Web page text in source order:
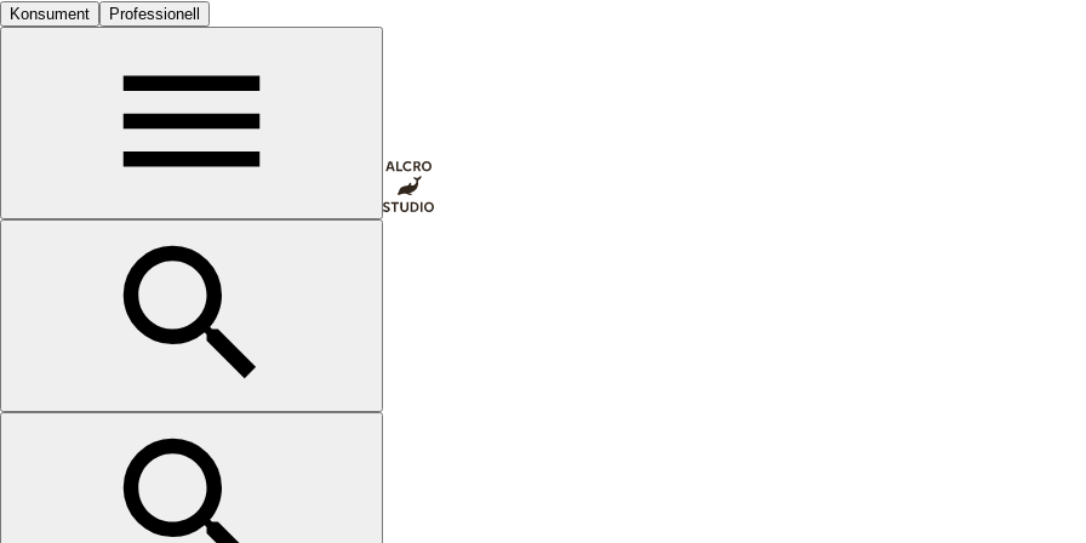
Konsument Professionell